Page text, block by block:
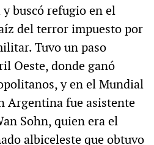
buscó refugio en el
del terror impuesto por
Tuvo un paso
Oeste, donde ganó
y en el Mundial
Argentina fue asistente
Sohn, quien era el
albiceleste que obtuvo